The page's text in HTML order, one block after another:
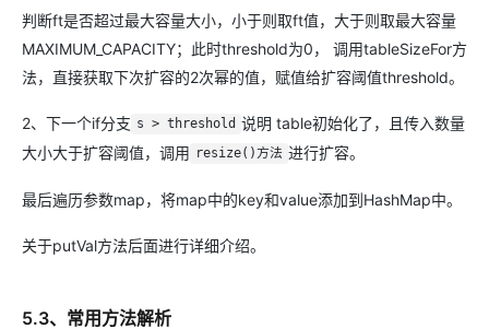
判断ft是否超过最大容量大小，小于则取ft值，大于则取最大容量
MAXIMUM_CAPACITY；此时threshold为0， 调用tableSizeFor方
法，直接获取下次扩容的2次幂的值，赋值给扩容阈值threshold。
2、下一个if分支 s > threshold 说明 table初始化了，且传入数量
大小大于扩容阈值，调用 resize()方法 进行扩容。
最后遍历参数map，将map中的key和value添加到HashMap中。
关于putVal方法后面进行详细介绍。
5.3、常用方法解析